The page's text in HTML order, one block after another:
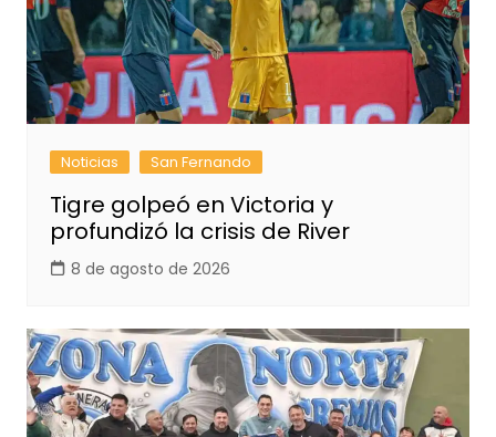
Noticias San Fernando
Tigre golpeó en Victoria y
profundizó la crisis de River
8 de agosto de 2026